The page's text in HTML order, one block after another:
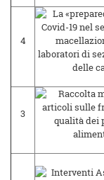
4
3